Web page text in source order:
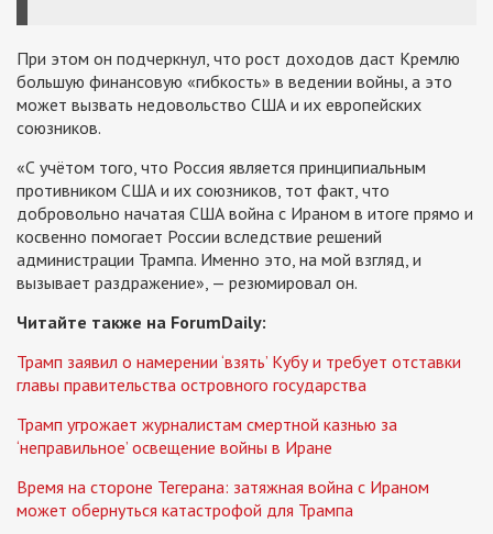
При этом он подчеркнул, что рост доходов даст Кремлю
большую финансовую «гибкость» в ведении войны, а это
может вызвать недовольство США и их европейских
союзников.
«С учётом того, что Россия является принципиальным
противником США и их союзников, тот факт, что
добровольно начатая США война с Ираном в итоге прямо и
косвенно помогает России вследствие решений
администрации Трампа. Именно это, на мой взгляд, и
вызывает раздражение», — резюмировал он.
Читайте также на ForumDaily:
Трамп заявил о намерении ‘взять’ Кубу и требует отставки
главы правительства островного государства
Трамп угрожает журналистам смертной казнью за
‘неправильное’ освещение войны в Иране
Время на стороне Тегерана: затяжная война с Ираном
может обернуться катастрофой для Трампа